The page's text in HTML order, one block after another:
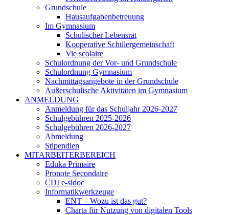
Grundschule
Hausaufgabenbetreuung
Im Gymnasium
Schulischer Lebensrat
Kooperative Schülergemeinschaft
Vie scolaire
Schulordnung der Vor- und Grundschule
Schulordnung Gymnasium
Nachmittagsangebote in der Grundschule
Außerschulische Aktivitäten im Gymnasium
ANMELDUNG
Anmeldung für das Schuljahr 2026-2027
Schulgebühren 2025-2026
Schulgebühren 2026-2027
Abmeldung
Stipendien
MITARBEITERBEREICH
Eduka Primaire
Pronote Secondaire
CDI e-sidoc
Informatikwerkzeuge
ENT – Wozu ist das gut?
Charta für Nutzung von digitalen Tools